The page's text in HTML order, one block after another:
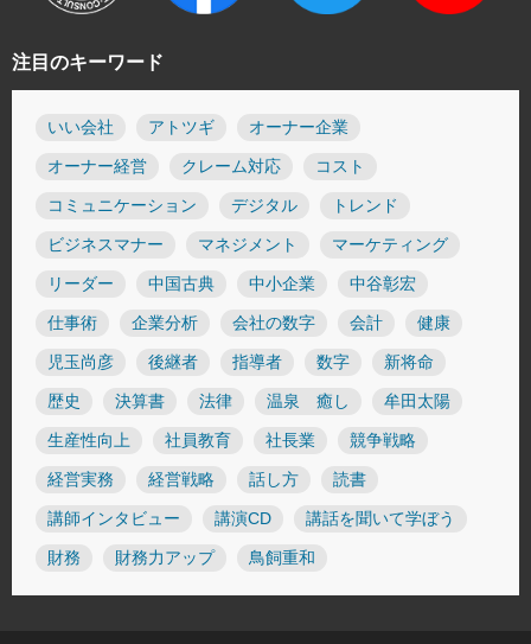
注目のキーワード
いい会社 アトツギ オーナー企業
オーナー経営 クレーム対応 コスト
コミュニケーション デジタル トレンド
ビジネスマナー マネジメント マーケティング
リーダー 中国古典 中小企業 中谷彰宏
仕事術 企業分析 会社の数字 会計 健康
児玉尚彦 後継者 指導者 数字 新将命
歴史 決算書 法律 温泉 癒し 牟田太陽
生産性向上 社員教育 社長業 競争戦略
経営実務 経営戦略 話し方 読書
講師インタビュー 講演CD 講話を聞いて学ぼう
財務 財務力アップ 鳥飼重和